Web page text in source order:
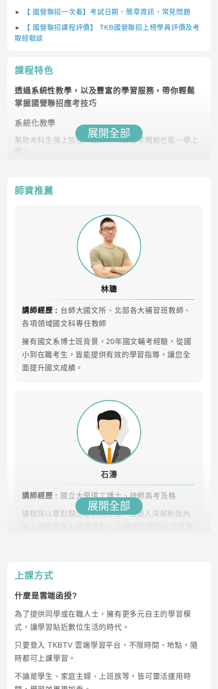
► 【 國營聯招一次看】考試日期、簡章資訊、常見問題
►
【 國營聯招課程評價】 TKB國營聯招上榜學員評價及考
取經驗談
課程特色
透過系統性教學，以及豐富的學習服務，帶你輕鬆
掌握國營聯招應考技巧
系統化教學
幫助本科生強上加強，讓非本科生從零開始也能一舉上
榜！
專業師資團隊，教學內容紮實完整，課程類組選擇多元
課後LINE社群與其他考生切磋討論、專員1對1諮詢協助
雲端課程不受時間地點、不受制式課表的限制，任何時
課程內容
專業師資團隊領軍，共同科目、專業科目AB皆可自
由選擇喜歡的師資來搭配
科目 師資
李華
傑瑞 34.4
境微生物
石濤 51.9 雲端
水處理工程-
給水、污水
※此為預估時數，課程時數依照老師實際授課為主
程，另部分為通用課程，若有疑問請點選右下角線上客
服諮詢
展開全部
師資推薦
林聰
講師經歷 : 台師大國文所、北部各大補習班教師、
各項領域國文科專任教師
擁有國文系博士班背景，20年國文輔考經驗，從國
小到在職考生，皆能提供有效的學習指導，讓您全
面提升國文成績。
石濤
講師經歷 : 國立大學環工博士、技師高考及格
課程採以重點觀念編排的方式，由簡入深解析說內
講師經歷 :
展開全部
上課方式
什麼是雲端函授?
為了提供同學或在職人士，擁有更多元自主的學習模
式，讓學習貼近數位生活的時代。
只要登入 TKBTV 雲端學習平台，不限時間、地點，隨
時都可上課學習。
不論是學生、家庭主婦、上班族等，皆可靈活運用時